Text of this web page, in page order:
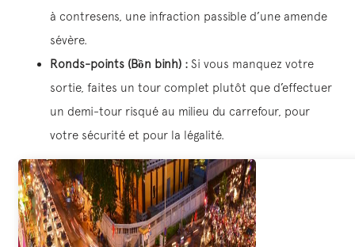
à contresens, une infraction passible d’une amende
sévère.
Ronds-points (Bồn binh) : Si vous manquez votre
sortie, faites un tour complet plutôt que d’effectuer
un demi-tour risqué au milieu du carrefour, pour
votre sécurité et pour la légalité.